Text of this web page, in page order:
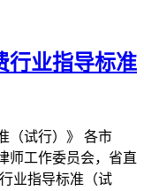
行业指导标准
（试行）》 各市
师工作委员会，省直
业指导标准（试